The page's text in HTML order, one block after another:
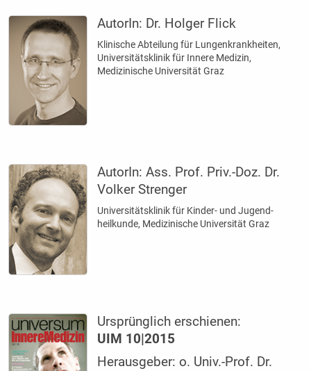
AutorIn: Dr. Holger Flick
Klinische Abteilung für Lungenkrankheiten,
Universitätsklinik für Innere Medizin,
Medizinische Universität Graz
AutorIn:Ass. Prof. Priv.-Doz. Dr.
Volker Strenger
Universitätsklinik für Kinder- und Jugend­
heilkunde, Medizinische Universität Graz
Ursprünglich erschienen:
UIM 10|2015
Herausgeber: o. Univ.-Prof. Dr.